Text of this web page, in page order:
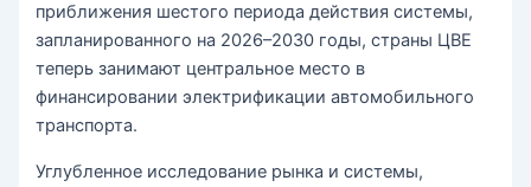
приближения шестого периода действия системы,
запланированного на 2026–2030 годы, страны ЦВЕ
теперь занимают центральное место в
финансировании электрификации автомобильного
транспорта.
Углубленное исследование рынка и системы,